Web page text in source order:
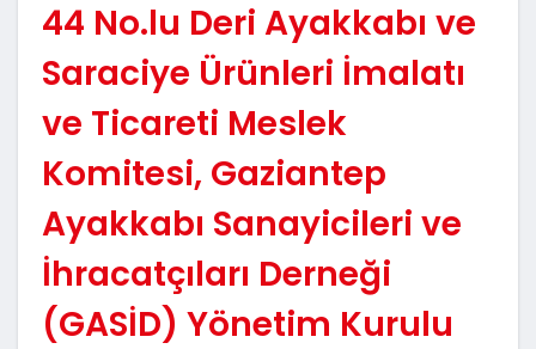
44 No.lu Deri Ayakkabı ve
Saraciye Ürünleri İmalatı
ve Ticareti Meslek
Komitesi, Gaziantep
Ayakkabı Sanayicileri ve
İhracatçıları Derneği
(GASİD) Yönetim Kurulu